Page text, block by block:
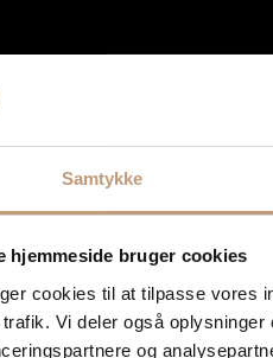
Samtykke
hjemmeside bruger cookies
cookies til at tilpasse vores
Vi deler også
og